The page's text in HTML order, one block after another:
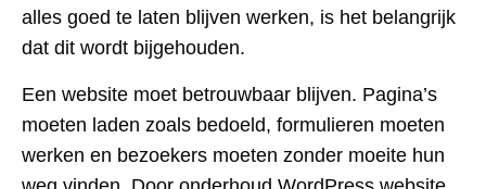
alles goed te laten blijven werken, is het belangrijk
dat dit wordt bijgehouden.
Een website moet betrouwbaar blijven. Pagina’s
moeten laden zoals bedoeld, formulieren moeten
werken en bezoekers moeten zonder moeite hun